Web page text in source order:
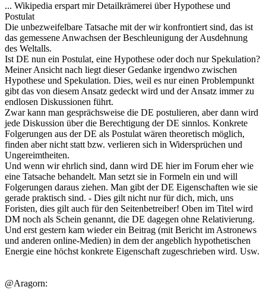
... Wikipedia erspart mir Detailkrämerei über Hypothese und
Postulat
Die unbezweifelbare Tatsache mit der wir konfrontiert sind, das ist
das gemessene Anwachsen der Beschleunigung der Ausdehnung
des Weltalls.
Ist DE nun ein Postulat, eine Hypothese oder doch nur Spekulation?
Meiner Ansicht nach liegt dieser Gedanke irgendwo zwischen
Hypothese und Spekulation. Dies, weil es nur einen Problempunkt
gibt das von diesem Ansatz gedeckt wird und der Ansatz immer zu
endlosen Diskussionen führt.
Zwar kann man gesprächsweise die DE postulieren, aber dann wird
jede Diskussion über die Berechtigung der DE sinnlos. Konkrete
Folgerungen aus der DE als Postulat wären theoretisch möglich,
finden aber nicht statt bzw. verlieren sich in Widersprüchen und
Ungereimtheiten.
Und wenn wir ehrlich sind, dann wird DE hier im Forum eher wie
eine Tatsache behandelt. Man setzt sie in Formeln ein und will
Folgerungen daraus ziehen. Man gibt der DE Eigenschaften wie sie
gerade praktisch sind. - Dies gilt nicht nur für dich, mich, uns
Foristen, dies gilt auch für den Seitenbetreiber! Oben im Titel wird
DM noch als Schein genannt, die DE dagegen ohne Relativierung.
Und erst gestern kam wieder ein Beitrag (mit Bericht im Astronews
und anderen online-Medien) in dem der angeblich hypothetischen
Energie eine höchst konkrete Eigenschaft zugeschrieben wird. Usw.
@Aragorn: